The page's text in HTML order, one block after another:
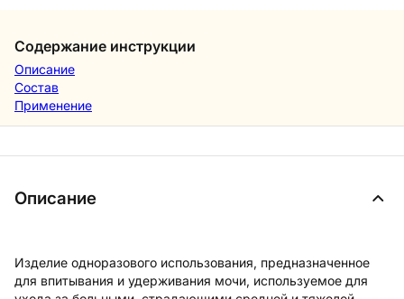
Содержание инструкции
Описание
Состав
Применение
Описание
Изделие одноразового использования, предназначенное
для впитывания и удерживания мочи, используемое для